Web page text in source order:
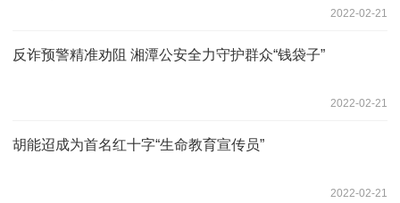
2022-02-21
反诈预警精准劝阻 湘潭公安全力守护群众“钱袋子”
2022-02-21
胡能迢成为首名红十字“生命教育宣传员”
2022-02-21